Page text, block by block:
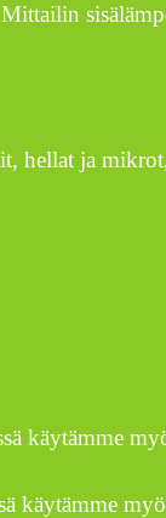
hellat ja
käytämme
käytämme